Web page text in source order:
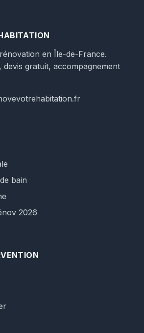
en Île-de-France.
devis gratuit, accompagnement
bain
2026